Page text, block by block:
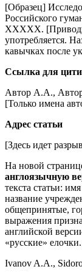
[Образец]
Российского
ХХХХХ.
употребляется.
кавычках после
Ссылка для
Автор А.А., Автор
[Только имена
Адрес статьи
[Здесь идет
На новой
англоязычную
текста статьи:
название
общепринятые,
выражения
английской
«русские» елочки.
Ivanov A.A.,